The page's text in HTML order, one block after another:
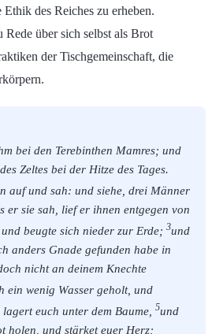
des Reiches zu erheben.
Rede über sich selbst als Brot
der Tischgemeinschaft, die
bei den Terebinthen Mamres; und
Zeltes bei der Hitze des Tages.
auf und sah: und siehe, drei Männer
er sie sah, lief er ihnen entgegen von
beugte sich nieder zur Erde; 3und
anders Gnade gefunden habe in
nicht an deinem Knechte
ein wenig Wasser geholt, und
euch unter dem Baume, 5und
holen, und stärket euer Herz;